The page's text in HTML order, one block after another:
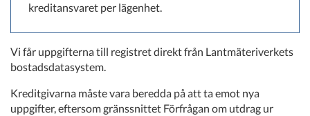
kreditansvaret per lägenhet.
Vi får uppgifterna till registret direkt från Lantmäteriverkets
bostadsdatasystem.
Kreditgivarna måste vara beredda på att ta emot nya
uppgifter, eftersom gränssnittet Förfrågan om utdrag ur